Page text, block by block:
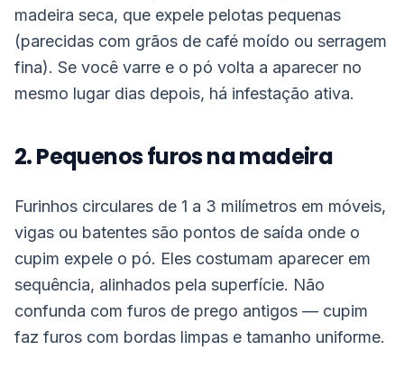
madeira seca, que expele pelotas pequenas
(parecidas com grãos de café moído ou serragem
fina). Se você varre e o pó volta a aparecer no
mesmo lugar dias depois, há infestação ativa.
2. Pequenos furos na madeira
Furinhos circulares de 1 a 3 milímetros em móveis,
vigas ou batentes são pontos de saída onde o
cupim expele o pó. Eles costumam aparecer em
sequência, alinhados pela superfície. Não
confunda com furos de prego antigos — cupim
faz furos com bordas limpas e tamanho uniforme.